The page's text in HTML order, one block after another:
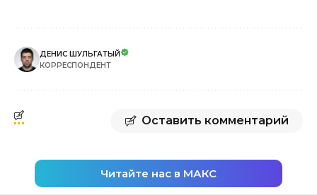
ДЕНИС ШУЛЬГАТЫЙ
КОРРЕСПОНДЕНТ
Оставить комментарий
Читайте нас в МАКС